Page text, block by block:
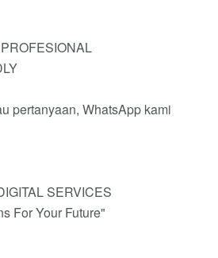
pertanyaan, WhatsApp kami
SERVICES
For Your Future"